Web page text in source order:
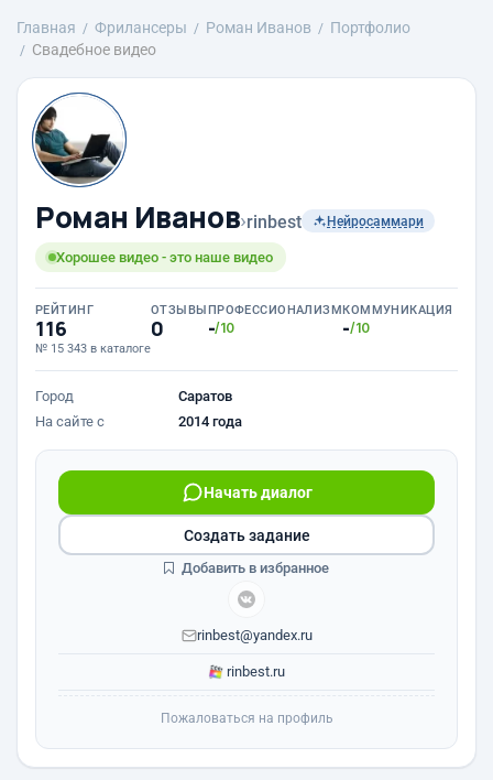
Главная Фрилансеры Роман Иванов
Портфолио
Свадебное видео
Роман Иванов›rinbest Нейросаммари
Хорошее видео - это наше видео
РЕЙТИНГ
116
№ 15 343 в каталоге
ОТЗЫВЫ
0
ПРОФЕССИОНАЛИЗМ
-/10
КОММУНИКАЦИЯ
-/10
Город
Саратов
На сайте с
2014 года
Начать диалог
rinbest@yandex.ru
rinbest.ru
Создать задание
Добавить в избранное
Пожаловаться на профиль